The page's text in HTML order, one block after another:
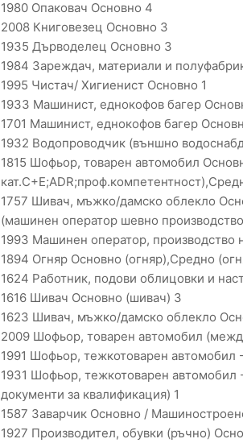
1980 Опаковач Основно 4
2008 Книговезец Основно 3
1935 Дърводелец Основно 3
1984 Зареждач, материали и
1995 Чистач/ Хигиенист Основно 1
1933 Машинист, еднокофов багер
1701 Машинист, еднокофов багер
1932 Водопроводчик (външно
1815 Шофьор, товарен автомобил
1757 Шивач, мъжко/дамско облекло
(машинен оператор шевно
1993 Машинен оператор, производство
1894 Огняр Основно (огняр),Средно
1624 Работник, подови облицовки и
1616 Шивач Основно (шивач) 3
1623 Шивач, мъжко/дамско облекло
2009 Шофьор, товарен автомобил
1991 Шофьор, тежкотоварен автомобил
1931 Шофьор, тежкотоварен автомобил
документи за квалификация) 1
1587 Заварчик Основно /
1927 Производител, обувки (ръчно)